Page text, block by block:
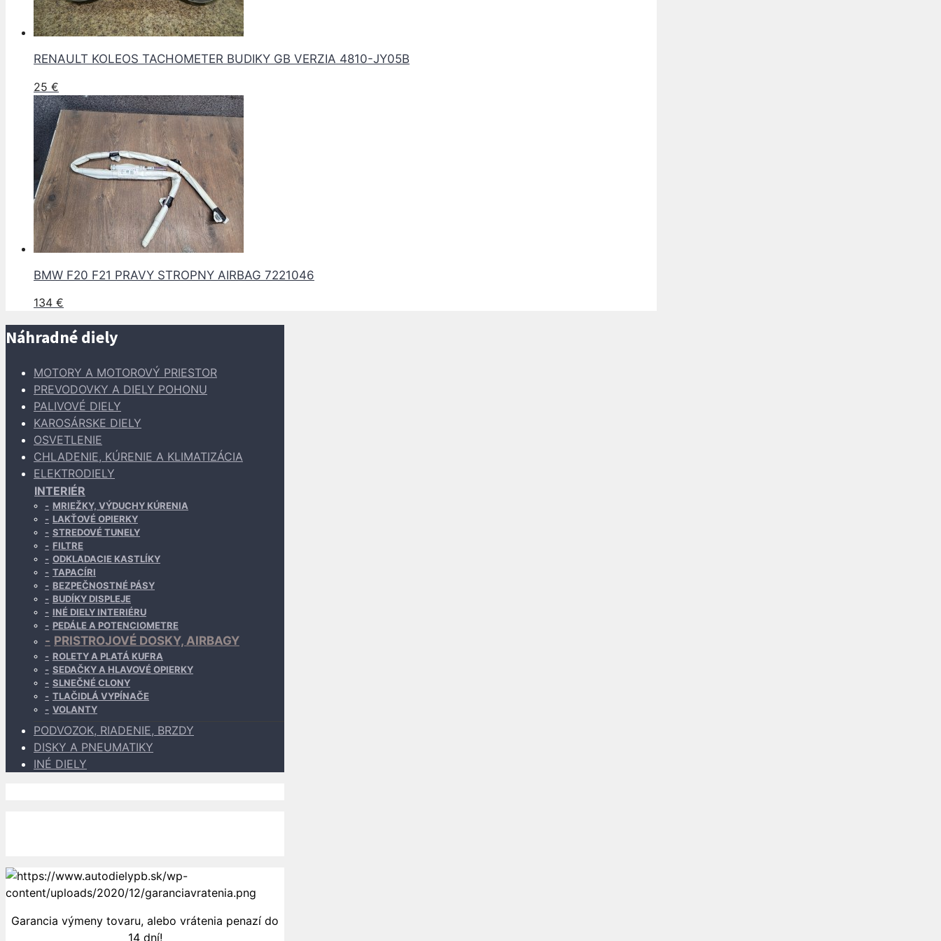
RENAULT KOLEOS TACHOMETER BUDIKY GB VERZIA 4810-JY05B
25 €
BMW F20 F21 PRAVY STROPNY AIRBAG 7221046
134 €
Náhradné diely
MOTORY A MOTOROVÝ PRIESTOR
PREVODOVKY A DIELY POHONU
PALIVOVÉ DIELY
KAROSÁRSKE DIELY
OSVETLENIE
CHLADENIE, KÚRENIE A KLIMATIZÁCIA
ELEKTRODIELY
INTERIÉR
MRIEŽKY, VÝDUCHY KÚRENIA
LAKŤOVÉ OPIERKY
STREDOVÉ TUNELY
FILTRE
ODKLADACIE KASTLÍKY
TAPACÍRI
BEZPEČNOSTNÉ PÁSY
BUDÍKY DISPLEJE
INÉ DIELY INTERIÉRU
PEDÁLE A POTENCIOMETRE
PRISTROJOVÉ DOSKY, AIRBAGY
ROLETY A PLATÁ KUFRA
SEDAČKY A HLAVOVÉ OPIERKY
SLNEČNÉ CLONY
TLAČIDLÁ VYPÍNAČE
VOLANTY
PODVOZOK, RIADENIE, BRZDY
DISKY A PNEUMATIKY
INÉ DIELY
Garancia výmeny tovaru, alebo vrátenia penazí do
14 dní!